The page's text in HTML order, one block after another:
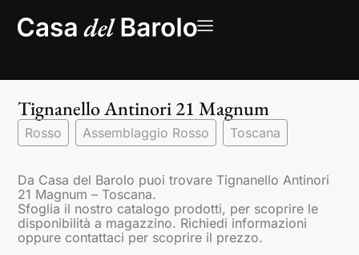
Tignanello Antinori 21 Magnum
Rosso Assemblaggio Rosso Toscana
Da Casa del Barolo puoi trovare Tignanello Antinori
21 Magnum – Toscana.
Sfoglia il nostro catalogo prodotti, per scoprire le
disponibilità a magazzino. Richiedi informazioni
oppure contattaci per scoprire il prezzo.